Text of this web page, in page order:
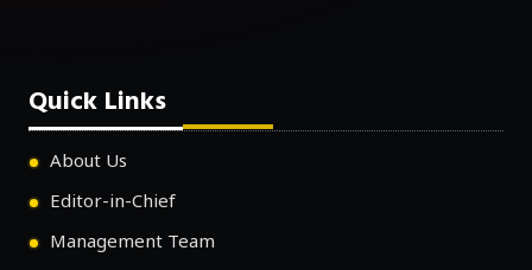
Quick Links
About Us
Editor-in-Chief
Management Team